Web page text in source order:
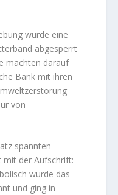
wurde eine
abgesperrt
machten darauf
Bank mit ihren
von
spannten
mit der Aufschrift:
wurde das
und ging in